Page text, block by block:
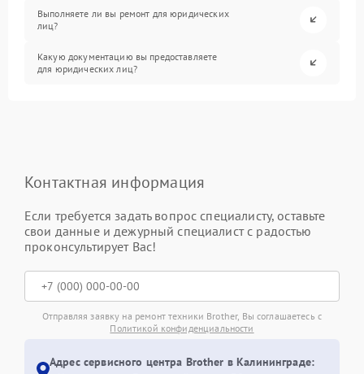
Выполняете ли вы ремонт для юридических
лиц?
Какую документацию вы предоставляете
для юридических лиц?
Контактная информация
Если требуется задать вопрос специалисту, оставьте
свои данные и дежурный специалист с радостью
проконсультирует Вас!
Отправляя заявку на ремонт техники Brother, Вы соглашаетесь с
Политикой конфиденциальности
Адрес сервисного центра Brother в Калининграде: